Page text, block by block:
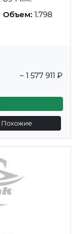
Объем: 1.798
~ 1 577 911 ₽
Похожие